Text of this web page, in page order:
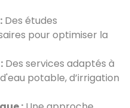
Des études
pour optimiser la
Des services adaptés à
potable, d’irrigation